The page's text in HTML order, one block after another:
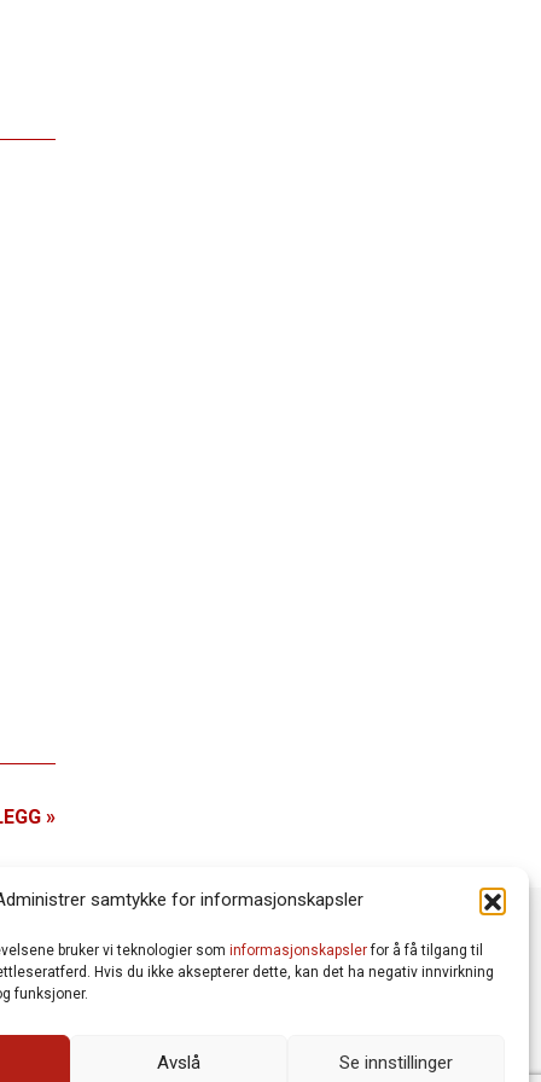
samtykke for informasjonskapsler
bruker vi teknologier som informasjonskapslerfor å få tilgang til
Hvis du ikke aksepterer dette, kan det ha negativ innvirkning
funksjoner.
Avslå Se innstillinger
»
Vår Personvernerklæring Informasjonskapsler (Cookies)